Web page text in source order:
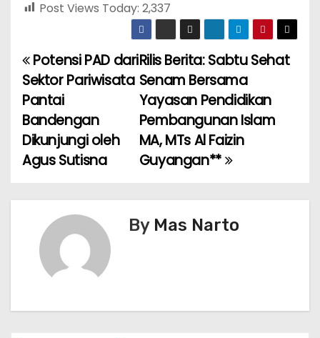
Post Views Today: 2,337
P
o
s
t
g
Rilis Berita: Sabtu Sehat
Senam Bersama
Yayasan Pendidikan
Pembangunan Islam
MA, MTs Al Faizin
Guyangan**
Potensi PAD dari
Sektor Pariwisata
Pantai
Bandengan
Dikunjungi oleh
Agus Sutisna
By Mas Narto